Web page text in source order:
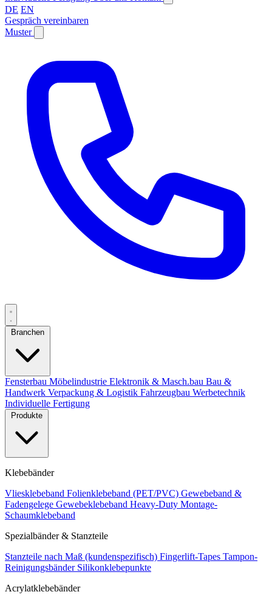
DE EN
Gespräch vereinbaren
Muster
Fensterbau Möbelindustrie Elektronik & Masch.bau Bau &
Handwerk Verpackung & Logistik Fahrzeugbau Werbetechnik
Individuelle Fertigung
Klebebänder
Vliesklebeband Folienklebeband (PET/PVC) Gewebeband &
Fadengelege Gewebeklebeband Heavy-Duty Montage-
Schaumklebeband
Spezialbänder & Stanzteile
Stanzteile nach Maß (kundenspezifisch) Fingerlift-Tapes Tampon-
Reinigungsbänder Silikonklebepunkte
Acrylatklebebänder